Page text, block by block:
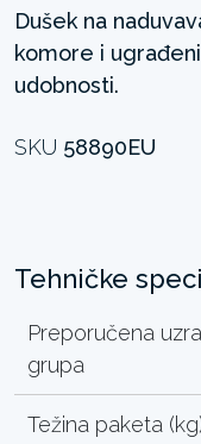
Dušek na
komore i
udobnosti.
SKU 58890EU
Tehničke
Preporučena
grupa
Težina paketa